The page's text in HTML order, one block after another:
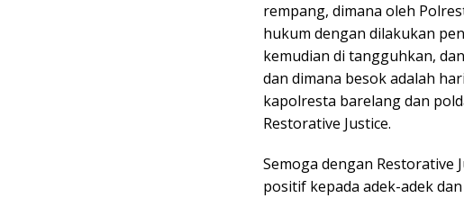
rempang, dimana oleh
hukum dengan dilakukan
kemudian di tangguhkan,
dan dimana besok adalah
kapolresta barelang dan
Restorative Justice.
Semoga dengan Restorative
positif kepada adek-adek